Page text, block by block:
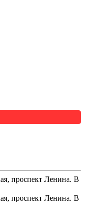
проспект Ленина. В
проспект Ленина. В